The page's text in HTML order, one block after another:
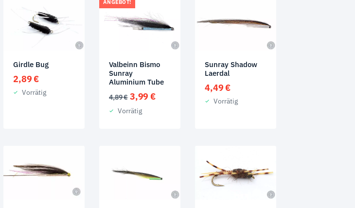
Girdle Bug
2,89 €
Vorrätig
ANGEBOT!
Valbeinn Bismo
Sunray
Aluminium Tube
4,89€ Ursprünglicher
Preis
war:
3,99 €Aktueller
Vorrätig
Sunray Shadow
Laerdal
4,49 €
Vorrätig